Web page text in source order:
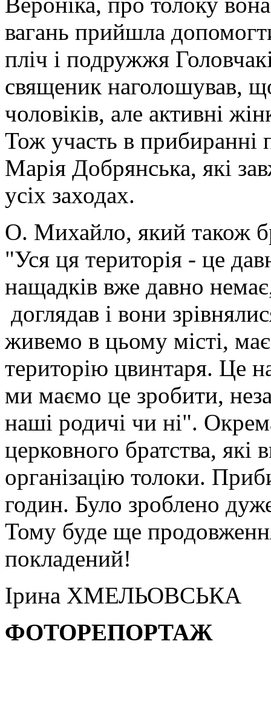
вагань прийшла
пліч і подружжя
священик наголошував,
чоловіків, але активні
Тож участь в прибиранні
Марія Добрянська, які
усіх заходах.
О. Михайло, який також
"Уся ця територія - це
нащадків вже давно
доглядав і вони
живемо в цьому місті,
територію цвинтаря. Це
ми маємо це зробити,
наші родичі чи ні".
церковного братства, які
організацію толоки.
годин. Було зроблено
Тому буде ще
покладений!
Ірина ХМЕЛЬОВСЬКА
ФОТОРЕПОРТАЖ